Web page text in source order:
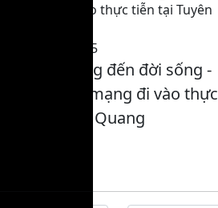
ninh mạng đi vào thực tiễn tại Tuyên
08:04, 07/11/2025
Từ nghị trường đến đời sống -
Luật An ninh mạng đi vào thực
tiễn tại Tuyên Quang